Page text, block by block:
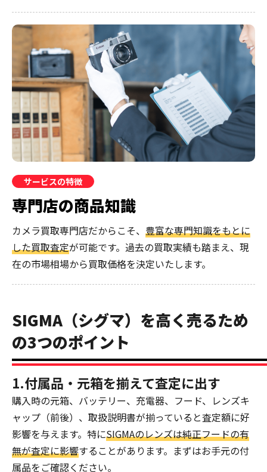
サービスの特徴
専門店の商品知識
カメラ買取専門店だからこそ、 豊富な専門知識をもとに
した買取査定が可能です。過去の買取実績も踏まえ、現
在の市場相場から買取価格を決定いたします。
SIGMA（シグマ）を高く売るため
の3つのポイント
1.付属品・元箱を揃えて査定に出す
購入時の元箱、バッテリー、充電器、フード、レンズキ
ャップ（前後）、取扱説明書が揃っていると査定額に好
影響を与えます。特にSIGMAのレンズは純正フードの有
無が査定に影響することがあります。まずはお手元の付
属品をご確認ください。